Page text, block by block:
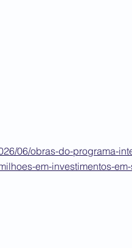
06/obras-do-programa-
em-investimentos-